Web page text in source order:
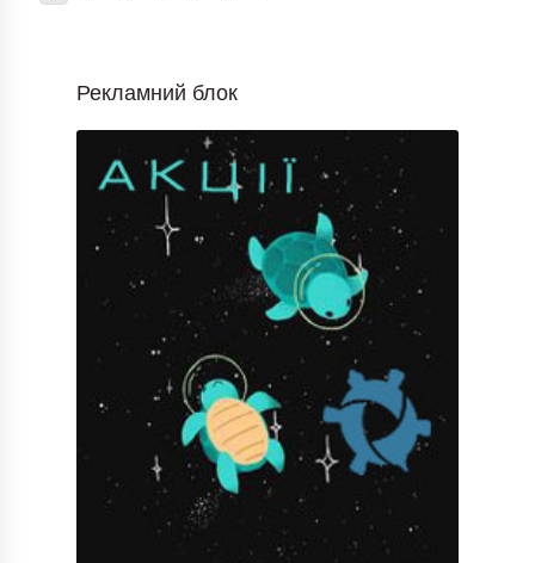
Рекламний блок